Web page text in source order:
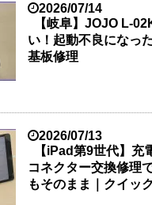
2026/07/14
【岐阜】JOJO L-
い！起動不良になっ
基板修理
2026/07/13
【iPad第9世代】
コネクター交換修理
もそのまま｜クイッ